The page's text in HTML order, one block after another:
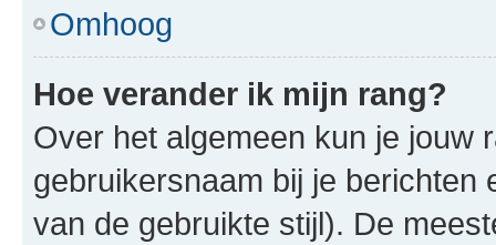
Omhoog
Hoe verander ik mijn rang?
Over het algemeen kun je jouw
gebruikersnaam bij je berichten
van de gebruikte stijl). De